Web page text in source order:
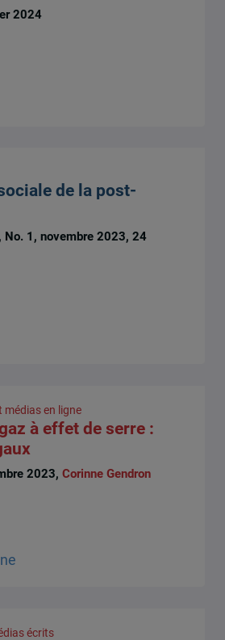
2024
de la post-
1, novembre 2023, 24
médias en ligne
à effet de serre :
2023,Corinne Gendron
écrits